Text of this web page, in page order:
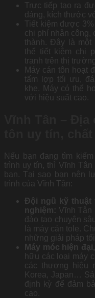
Trực tiếp tạo ra
dáng, kích thước
Tiết kiệm được
chi phí nhân công,
thành. Đây là
thể tiết kiệm chi
tranh trên thị
Máy cán tôn hoạt
tấm lợp tối ưu,
khe. Máy có thể
với hiệu suất cao.
Nếu bạn đang tìm
trình uy tín, thì Vĩnh
bạn. Tại sao bạn nên
trình của Vĩnh Tân:
Đội ngũ kỹ thuật
nghiệm: Vĩnh Tân
đào tạo chuyên
là máy cán tole.
những giải pháp
Máy móc hiện
hữu các loại máy
các thương hiệu
Korea, Japan…
định kỳ để đảm
cao.